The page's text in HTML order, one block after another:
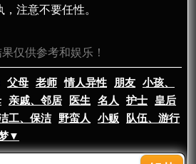
注意不要任性。
仅供参考和娱乐！
父母 老师 情人异性 朋友
小孩、
亲戚、邻居 医生 名人 护士
皇后
工、保洁 野蛮人 小贩
队伍、游行
▼